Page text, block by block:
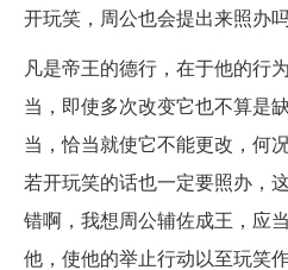
开玩笑，周公也会提出来照办
凡是帝王的德行，在于他的行
当，即使多次改变它也不算是
当，恰当就使它不能更改，何
若开玩笑的话也一定要照办，
错啊，我想周公辅佐成王，应
他，使他的举止行动以至玩笑